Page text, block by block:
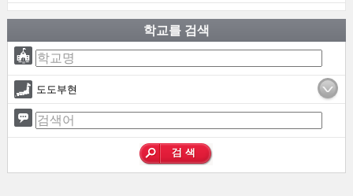
학교를 검색
도도부현